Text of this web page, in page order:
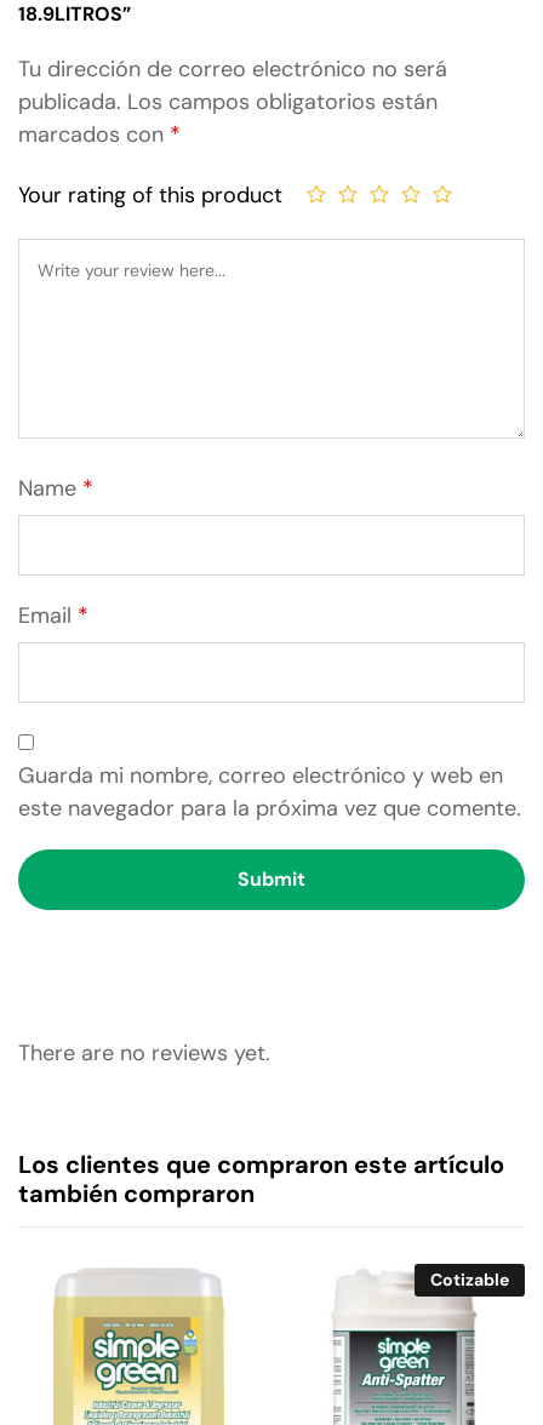
18.9LITROS”
Tu dirección de correo electrónico no será
publicada. Los campos obligatorios están
marcados con *
Your rating of this product
Name *
Email *
Guarda mi nombre, correo electrónico y web en
este navegador para la próxima vez que comente.
There are no reviews yet.
Los clientes que compraron este artículo
también compraron
Cotizable